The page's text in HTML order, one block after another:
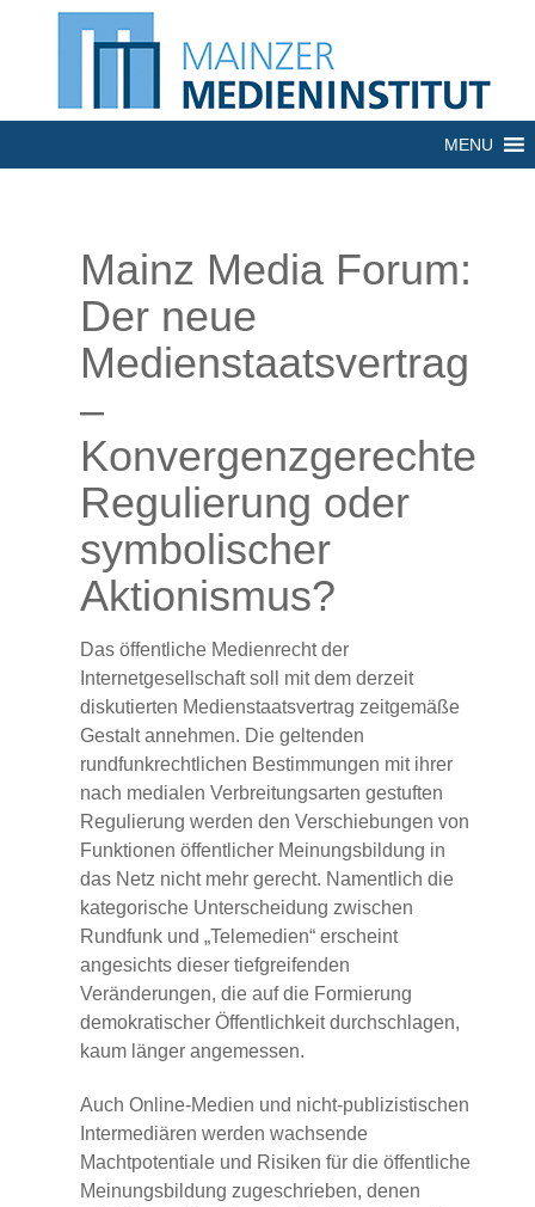
MENU
Mainz Media Forum:
Der neue
Medienstaatsvertrag
–
Konvergenzgerechte
Regulierung oder
symbolischer
Aktionismus?
Das öffentliche Medienrecht der
Internetgesellschaft soll mit dem derzeit
diskutierten Medienstaatsvertrag zeitgemäße
Gestalt annehmen. Die geltenden
rundfunkrechtlichen Bestimmungen mit ihrer
nach medialen Verbreitungsarten gestuften
Regulierung werden den Verschiebungen von
Funktionen öffentlicher Meinungsbildung in
das Netz nicht mehr gerecht. Namentlich die
kategorische Unterscheidung zwischen
Rundfunk und „Telemedien“ erscheint
angesichts dieser tiefgreifenden
Veränderungen, die auf die Formierung
demokratischer Öffentlichkeit durchschlagen,
kaum länger angemessen.
Auch Online-Medien und nicht-publizistischen
Intermediären werden wachsende
Machtpotentiale und Risiken für die öffentliche
Meinungsbildung zugeschrieben, denen